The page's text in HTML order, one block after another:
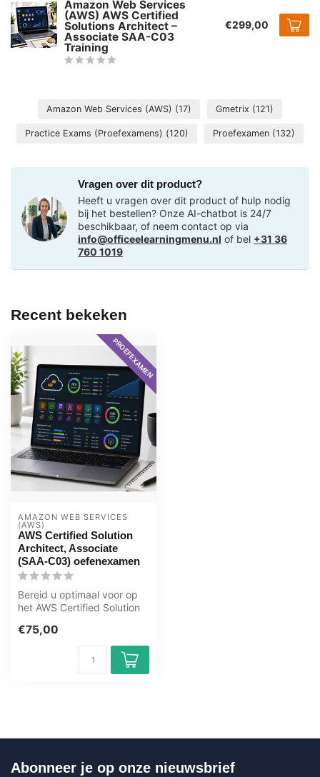
Amazon Web Services
(AWS) AWS Certified
Solutions Architect –
Associate SAA-C03
Training
€299,00
Amazon Web Services (AWS) (17) Gmetrix (121)
Practice Exams (Proefexamens) (120) Proefexamen (132)
Vragen over dit product?
Heeft u vragen over dit product of hulp nodig
bij het bestellen? Onze AI-chatbot is 24/7
beschikbaar, of neem contact op via
info@officeelearningmenu.nl of bel +31 36
760 1019
Recent bekeken
PROEFEXAMEN
AMAZON WEB SERVICES
(AWS)
AWS Certified Solution
Architect, Associate
(SAA-C03) oefenexamen
Bereid u optimaal voor op
het AWS Certified Solution
(SAA-...
€75,00
Abonneer je op onze nieuwsbrief